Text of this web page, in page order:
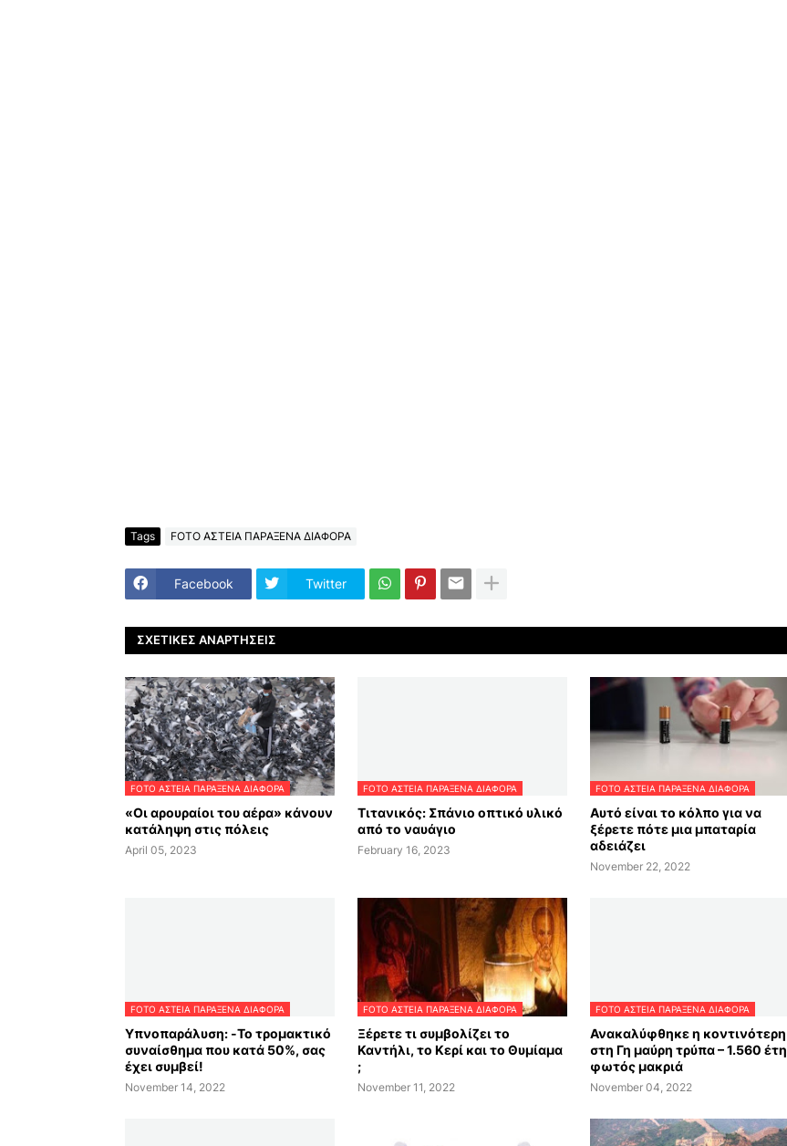
Tags FOTO ΑΣΤΕΙΑ ΠΑΡΑΞΕΝΑ ΔΙΑΦΟΡΑ
Facebook Twitter
ΣΧΕΤΙΚΈΣ ΑΝΑΡΤΉΣΕΙΣ
FOTO ΑΣΤΕΙΑ ΠΑΡΑΞΕΝΑ ΔΙΑΦΟΡΑ
«Οι αρουραίοι του αέρα» κάνουν
κατάληψη στις πόλεις
April 05, 2023
FOTO ΑΣΤΕΙΑ ΠΑΡΑΞΕΝΑ ΔΙΑΦΟΡΑ
Τιτανικός: Σπάνιο οπτικό υλικό
από το ναυάγιο
February 16, 2023
FOTO ΑΣΤΕΙΑ ΠΑΡΑΞΕΝΑ ΔΙΑΦΟΡΑ
Αυτό είναι το κόλπο για να
ξέρετε πότε μια μπαταρία
αδειάζει
November 22, 2022
FOTO ΑΣΤΕΙΑ ΠΑΡΑΞΕΝΑ ΔΙΑΦΟΡΑ
Υπνοπαράλυση: -Το τρομακτικό
συναίσθημα που κατά 50%, σας
έχει συμβεί!
November 14, 2022
FOTO ΑΣΤΕΙΑ ΠΑΡΑΞΕΝΑ ΔΙΑΦΟΡΑ
Ξέρετε τι συμβολίζει το
Καντήλι, το Κερί και το Θυμίαμα
;
November 11, 2022
FOTO ΑΣΤΕΙΑ ΠΑΡΑΞΕΝΑ ΔΙΑΦΟΡΑ
Ανακαλύφθηκε η κοντινότερη
στη Γη μαύρη τρύπα – 1.560 έτη
φωτός μακριά
November 04, 2022